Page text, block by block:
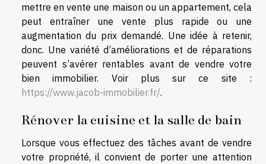
mettre en vente une maison ou un appartement, cela
peut entraîner une vente plus rapide ou une
augmentation du prix demandé. Une idée à retenir,
donc. Une variété d’améliorations et de réparations
peuvent s’avérer rentables avant de vendre votre
bien immobilier. Voir plus sur ce site :
https://www.jacob-immobilier.fr/.
Rénover la cuisine et la salle de bain
Lorsque vous effectuez des tâches avant de vendre
votre propriété, il convient de porter une attention